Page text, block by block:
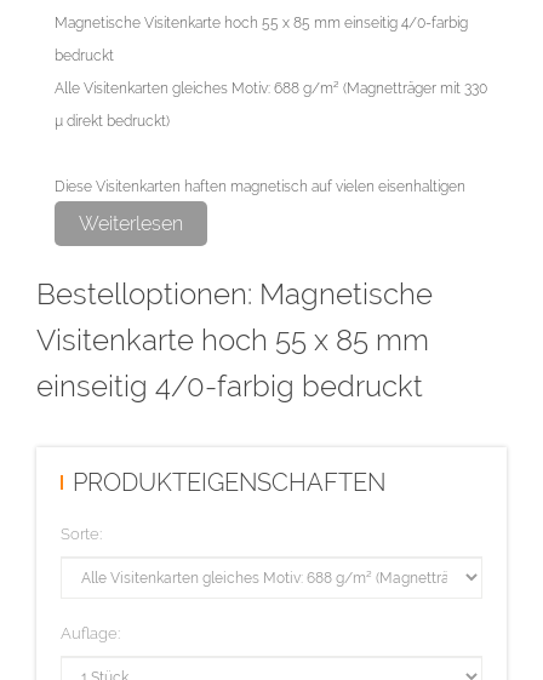
Magnetische Visitenkarte hoch 55 x 85 mm einseitig 4/0-farbig
bedruckt
Alle Visitenkarten gleiches Motiv: 688 g/m² (Magnetträger mit 330
µ direkt bedruckt)
Diese Visitenkarten haften magnetisch auf vielen eisenhaltigen
Metalloberflächen in Büro, Schule, Lager und Haushalt, wie z. B.
Kühlschränken, PCs und vieles mehr. Nicht für strukturierte und
Endformat: 55 x 85 mm
Weiterlesen
Bestelloptionen: Magnetische
Visitenkarte hoch 55 x 85 mm
einseitig 4/0-farbig bedruckt
PRODUKTEIGENSCHAFTEN
Sorte:
Auflage: